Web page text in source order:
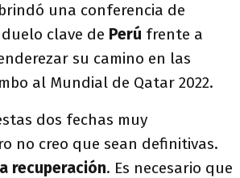
una conferencia de
clave de Perú frente a
su camino en las
al Mundial de Qatar 2022.
dos fechas muy
no creo que sean definitivas.
recuperación. Es necesario que